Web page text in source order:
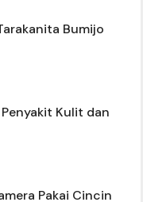
Bumijo
Kulit dan
Pakai Cincin